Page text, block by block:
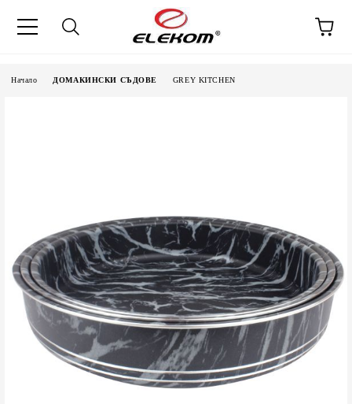
Начало ДОМАКИНСКИ СЪДОВЕ GREY KITCHEN